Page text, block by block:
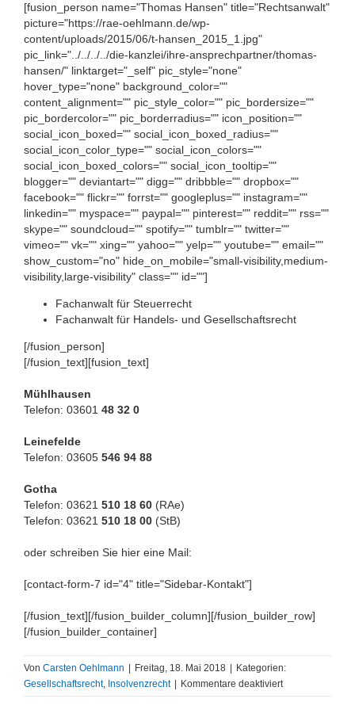
[fusion_person name="Thomas Hansen" title="Rechtsanwalt"
picture="https://rae-oehlmann.de/wp-
content/uploads/2015/06/t-hansen_2015_1.jpg"
pic_link="../../../../die-kanzlei/ihre-ansprechpartner/thomas-
hansen/" linktarget="_self" pic_style="none"
hover_type="none" background_color=""
content_alignment="" pic_style_color="" pic_bordersize=""
pic_bordercolor="" pic_borderradius="" icon_position=""
social_icon_boxed="" social_icon_boxed_radius=""
social_icon_color_type="" social_icon_colors=""
social_icon_boxed_colors="" social_icon_tooltip=""
blogger="" deviantart="" digg="" dribbble="" dropbox=""
facebook="" flickr="" forrst="" googleplus="" instagram=""
linkedin="" myspace="" paypal="" pinterest="" reddit="" rss=""
skype="" soundcloud="" spotify="" tumblr="" twitter=""
vimeo="" vk="" xing="" yahoo="" yelp="" youtube="" email=""
show_custom="no" hide_on_mobile="small-visibility,medium-
visibility,large-visibility" class="" id=""]
Fachanwalt für Steuerrecht
Fachanwalt für Handels- und Gesellschaftsrecht
[/fusion_person]
[/fusion_text][fusion_text]
Mühlhausen
Telefon: 03601 48 32 0
Leinefelde
Telefon: 03605 546 94 88
Gotha
Telefon: 03621 510 18 60 (RAe)
Telefon: 03621 510 18 00 (StB)
oder schreiben Sie hier eine Mail:
[contact-form-7 id="4" title="Sidebar-Kontakt"]
[/fusion_text][/fusion_builder_column][/fusion_builder_row]
[/fusion_builder_container]
Von Carsten Oehlmann Freitag, 18. Mai 2018
Kategorien:
Gesellschaftsrecht, Insolvenzrecht Kommentare deaktiviertfür
Befugnis